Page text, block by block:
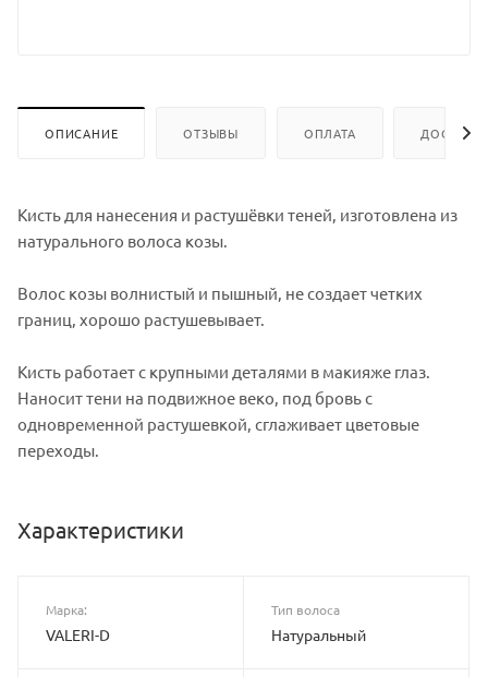
ОПИСАНИЕ ОТЗЫВЫ ОПЛАТА
Кисть для нанесения и растушёвки теней, изготовлена из
натурального волоса козы.
Волос козы волнистый и пышный, не создает четких
границ, хорошо растушевывает.
Кисть работает с крупными деталями в макияже глаз.
Наносит тени на подвижное веко, под бровь с
одновременной растушевкой, сглаживает цветовые
переходы.
Характеристики
Марка:
VALERI-D
Тип волоса
Натуральный